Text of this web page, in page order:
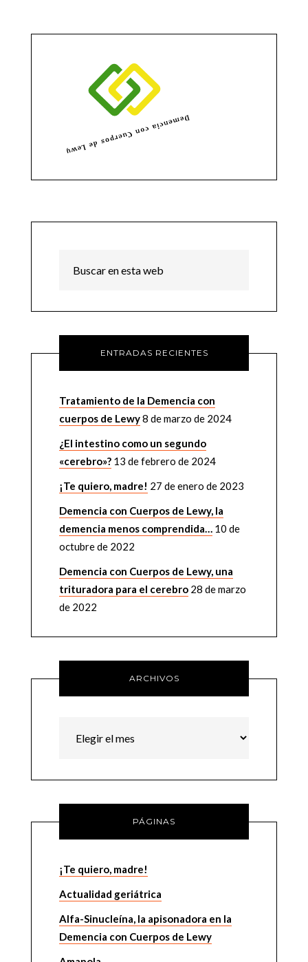
ENTRADAS RECIENTES
Tratamiento de la Demencia con
cuerpos de Lewy8 de marzo de 2024
¿El intestino como un segundo
«cerebro»? 13 de febrero de 2024
¡Te quiero, madre! 27 de enero de 2023
Demencia con Cuerpos de Lewy, la
demencia menos comprendida… 10 de
octubre de 2022
Demencia con Cuerpos de Lewy, una
trituradora para el cerebro 28 de marzo
de 2022
ARCHIVOS
PÁGINAS
¡Te quiero, madre!
Actualidad geriátrica
Alfa-Sinucleína, la apisonadora en la
Demencia con Cuerpos de Lewy